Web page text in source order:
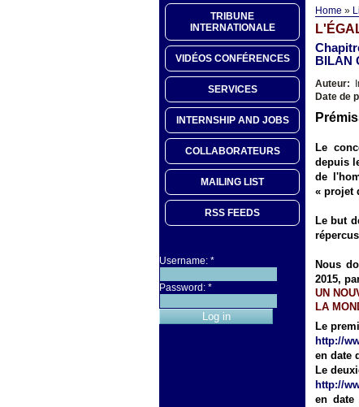
TRIBUNE
INTERNATIONALE
VIDÉOS CONFÉRENCES
SERVICES
INTERNSHIP AND JOBS
COLLABORATEURS
MAILING LIST
RSS FEEDS
Username: *
Password: *
Home »
BILAN
Auteur:
Date de
Le
depuis
de
« projet
Le but
Nous
2015,
UN
LA
Le
http://
en date
Le
http://
en date